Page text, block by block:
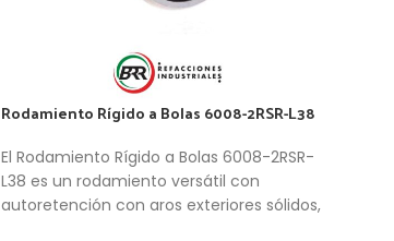
Rodamiento Rígido a Bolas 6008-2RSR-L38
El Rodamiento Rígido a Bolas 6008-2RSR-
L38 es un rodamiento versátil con
autoretención con aros exteriores sólidos,